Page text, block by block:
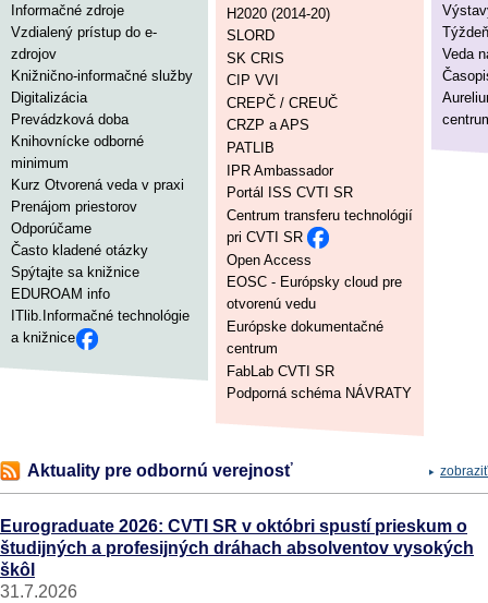
Informačné zdroje
Vzdialený prístup do e-
zdrojov
Knižnično-informačné služby
Digitalizácia
Prevádzková doba
Knihovnícke odborné
minimum
Kurz Otvorená veda v praxi
Prenájom priestorov
Odporúčame
Často kladené otázky
Spýtajte sa knižnice
EDUROAM info
ITlib.Informačné technológie
a knižnice
H2020 (2014-20)
SLORD
SK CRIS
CIP VVI
CREPČ / CREUČ
CRZP a APS
PATLIB
IPR Ambassador
Portál ISS CVTI SR
Centrum transferu technológií
pri CVTI SR
Open Access
EOSC - Európsky cloud pre
otvorenú vedu
Európske dokumentačné
centrum
FabLab CVTI SR
Podporná schéma NÁVRATY
Veda
Aktuality pre odbornú verejnosť
Eurograduate 2026: CVTI SR v októbri spustí prieskum o
študijných a profesijných dráhach absolventov vysokých
škôl
31.7.2026